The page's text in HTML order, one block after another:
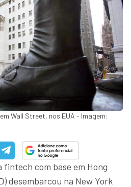
Wall Street, nos EUA - Imagem:
fintech com base em Hong
desembarcou na New York